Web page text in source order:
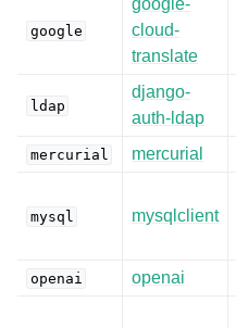
google
google-
cloud-
translate
ldap
django-
auth-ldap
mercurial mercurial
mysql mysqlclient
openai openai